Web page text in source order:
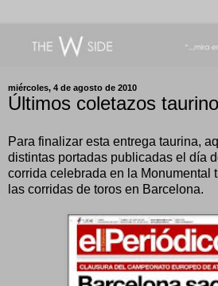
miércoles, 4 de agosto de 2010
Últimos coletazos
Para finalizar esta entrega taurina,
distintas portadas publicadas el día
corrida celebrada en la Monumental
las corridas de toros en Barcelona.